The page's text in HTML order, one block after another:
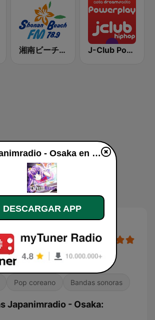
湘南ビーチFM (Shonan Beach FM) J-Club Powerplay HipHop
- Osaka
Pop coreano Bandas sonoras
Japanimradio - Osaka:
Japanimradio - Osaka en vivo
DESCARGAR APP